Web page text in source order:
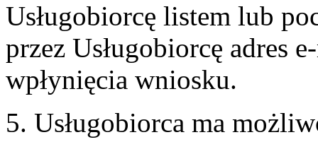
Usługobiorcę listem lub
przez Usługobiorcę adres
wpłynięcia wniosku.
5. Usługobiorca ma